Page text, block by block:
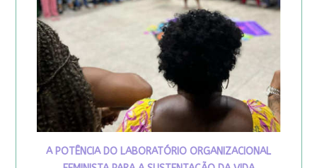
A POTÊNCIA DO LABORATÓRIO ORGANIZACIONAL